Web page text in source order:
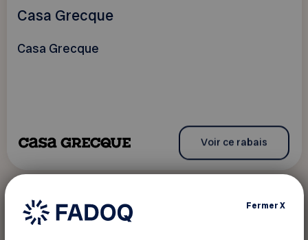
Casa Grecque
Casa Grecque
Voir ce rabais
10 % de rabais
Alimentation FermerX